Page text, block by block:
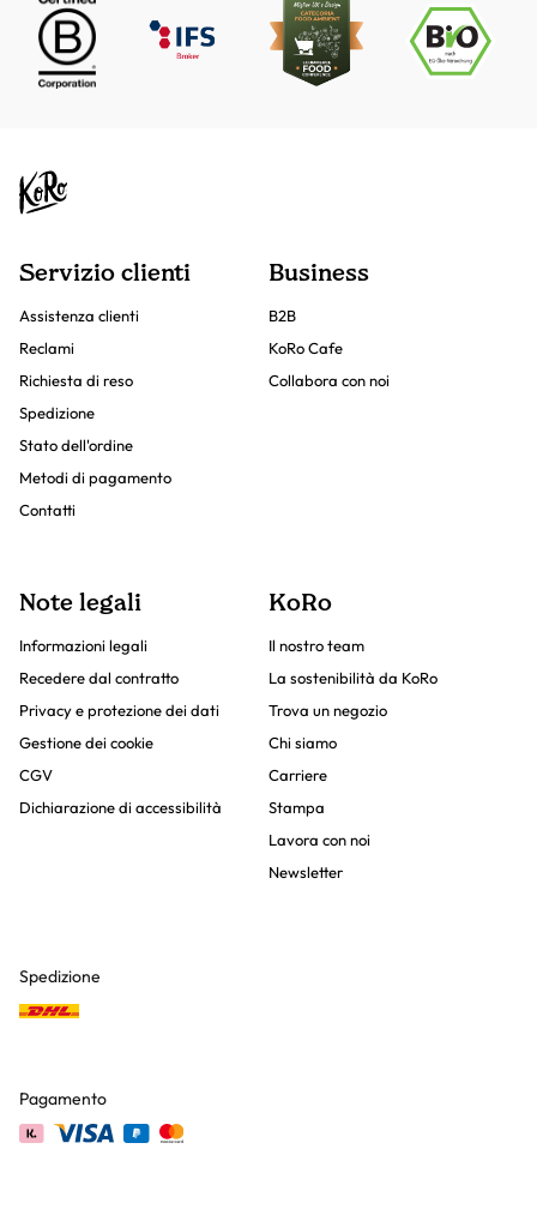
Servizio clienti
Assistenza clienti
Reclami
Richiesta di reso
Spedizione
Stato dell'ordine
Metodi di pagamento
Contatti
Business
B2B
KoRo Cafe
Collabora con noi
Note legali
Informazioni legali
Recedere dal contratto
Privacy e protezione dei dati
Gestione dei cookie
CGV
Dichiarazione di accessibilità
KoRo
Il nostro team
La sostenibilità da KoRo
Trova un negozio
Chi siamo
Carriere
Stampa
Lavora con noi
Newsletter
Spedizione
Pagamento